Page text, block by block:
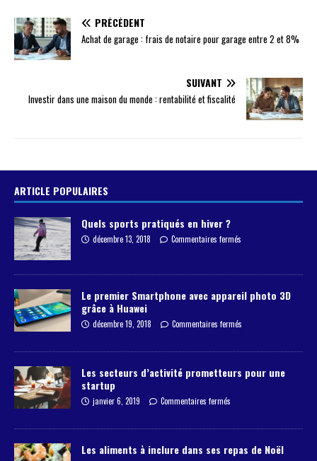
PRÉCÉDENT
Achat de garage : frais de notaire pour garage entre 2 et 8%
SUIVANT
Investir dans une maison du monde : rentabilité et fiscalité
ARTICLE POPULAIRES
Quels sports pratiqués en hiver ?
décembre 13, 2018 Commentaires fermés
Le premier Smartphone avec appareil photo 3D
grâce à Huawei
décembre 19, 2018 Commentaires fermés
Les secteurs d’activité prometteurs pour une
startup
janvier 6, 2019 Commentaires fermés
Les aliments à inclure dans ses repas de Noël